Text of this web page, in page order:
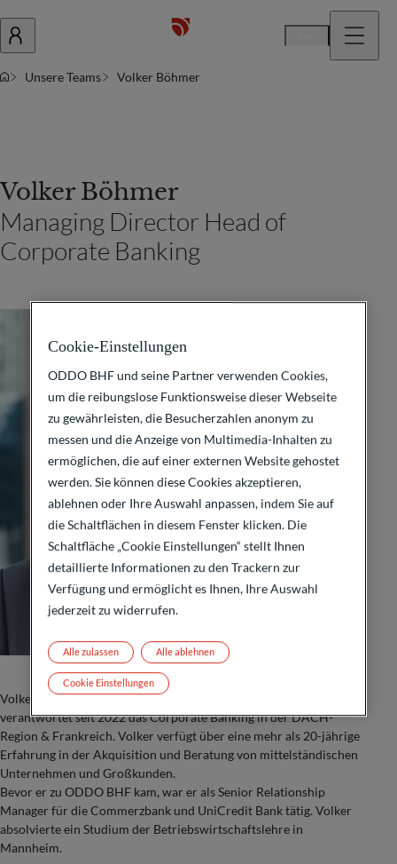
Unsere Teams Volker Böhmer
Volker Böhmer
Managing Director Head of
Corporate Banking
Volker Böhmer ist seit 2015 bei ODDO BHF tätig und
verantwortet seit 2022 das Corporate Banking in der DACH-
Region & Frankreich. Volker verfügt über eine mehr als 20-jährige
Erfahrung in der Akquisition und Beratung von mittelständischen
Unternehmen und Großkunden.
Bevor er zu ODDO BHF kam, war er als Senior Relationship
Manager für die Commerzbank und UniCredit Bank tätig. Volker
absolvierte ein Studium der Betriebswirtschaftslehre in
Mannheim.
Cookie-Einstellungen
ODDO BHF und seine Partner verwenden Cookies,
um die reibungslose Funktionsweise dieser Webseite
zu gewährleisten, die Besucherzahlen anonym zu
messen und die Anzeige von Multimedia-Inhalten zu
ermöglichen, die auf einer externen Website gehostet
werden. Sie können diese Cookies akzeptieren,
ablehnen oder Ihre Auswahl anpassen, indem Sie auf
die Schaltflächen in diesem Fenster klicken. Die
Schaltfläche „Cookie Einstellungen“ stellt Ihnen
detaillierte Informationen zu den Trackern zur
Verfügung und ermöglicht es Ihnen, Ihre Auswahl
jederzeit zu widerrufen.
Alle ablehnen
Alle zulassen
Cookie Einstellungen